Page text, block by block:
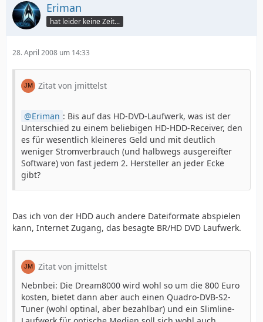
Eriman
hat leider keine Zeit...
28. April 2008 um 14:33
Zitat von jmittelst
Eriman : Bis auf das HD-DVD-Laufwerk, was ist der
Unterschied zu einem beliebigen HD-HDD-Receiver, den
es für wesentlich kleineres Geld und mit deutlich
weniger Stromverbrauch (und halbwegs ausgereifter
Software) von fast jedem 2. Hersteller an jeder Ecke
gibt?
Das ich von der HDD auch andere Dateiformate abspielen
kann, Internet Zugang, das besagte BR/HD DVD Laufwerk.
Zitat von jmittelst
Nebnbei: Die Dream8000 wird wohl so um die 800 Euro
kosten, bietet dann aber auch einen Quadro-DVB-S2-
Tuner (wohl optinal, aber bezahlbar) und ein Slimline-